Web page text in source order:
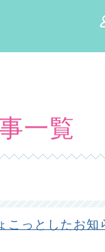
一覧
こっとしたお知